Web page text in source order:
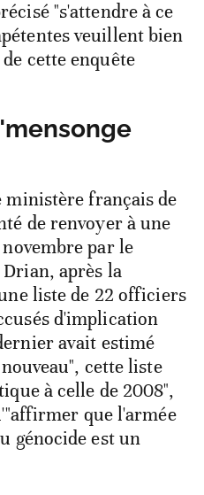
"s'attendre à ce
veuillent bien
cette enquête
ministère français de
de renvoyer à une
par le
après la
liste de 22 officiers
d'implication
avait estimé
cette liste
à celle de 2008",
que l'armée
génocide est un